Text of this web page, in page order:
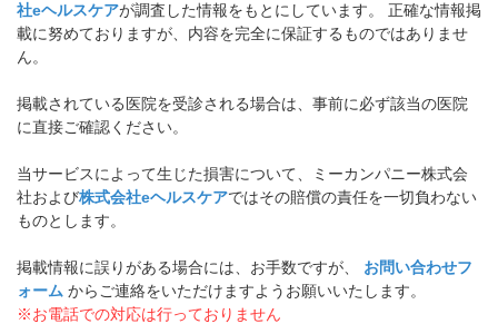
社eヘルスケアが調査した情報をもとにしています。 正確な情報掲
載に努めておりますが、内容を完全に保証するものではありませ
ん。
掲載されている医院を受診される場合は、事前に必ず該当の医院
に直接ご確認ください。
当サービスによって生じた損害について、ミーカンパニー株式会
社および株式会社eヘルスケアではその賠償の責任を一切負わない
ものとします。
掲載情報に誤りがある場合には、お手数ですが、
お問い合わせフ
ォーム からご連絡をいただけますようお願いいたします。
※お電話での対応は行っておりません